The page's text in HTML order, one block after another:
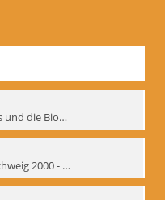
Das Theater Meyerholds und die Biomechanik
Goebbels Tisch, Braunschweig 2000 - interne Signatur: BM-prt-21-2